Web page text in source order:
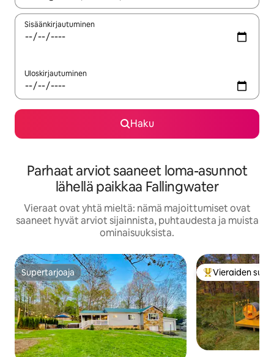
Sisäänkirjautuminen
Uloskirjautuminen
Haku
Parhaat arviot saaneet loma-asunnot
lähellä paikkaa Fallingwater
Vieraat ovat yhtä mieltä: nämä majoittumiset ovat
saaneet hyvät arviot sijainnista, puhtaudesta ja muista
ominaisuuksista.
Supertarjoaja
Supertarjoaja Vieraiden
Vieraiden